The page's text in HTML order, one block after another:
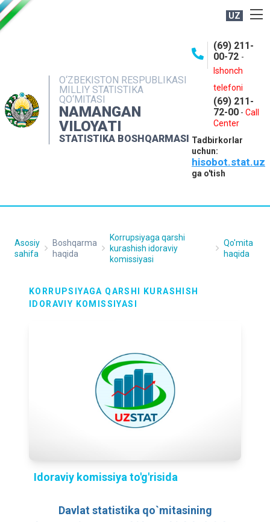
UZ
O‘ZBEKISTON RESPUBLIKASI
MILLIY STATISTIKA
QO‘MITASI
NAMANGAN
VILOYATI
STATISTIKA BOSHQARMASI
(69) 211-
00-72 -
Ishonch
telefoni
(69) 211-
72-00 - Call
Center
Tadbirkorlar
uchun:
hisobot.stat.uz
ga o'tish
NASHRLAR
INTERAKTIV XIZMATLAR
MATBUOT XIZMATI
MUROJAATLAR
Asosiy
sahifa
Boshqarma
haqida
Korrupsiyaga qarshi
kurashish idoraviy
komissiyasi
Qo'mita
haqida
KORRUPSIYAGA QARSHI KURASHISH
IDORAVIY KOMISSIYASI
Idoraviy komissiya to'g'risida
Davlat statistika qo`mitasining